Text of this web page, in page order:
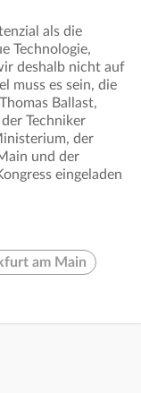
als die
Technologie,
deshalb nicht auf
muss es sein, die
Ballast,
Techniker
der
und der
eingeladen
am Main